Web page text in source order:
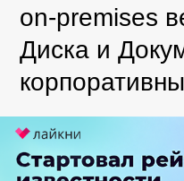
on-premises
Диска и